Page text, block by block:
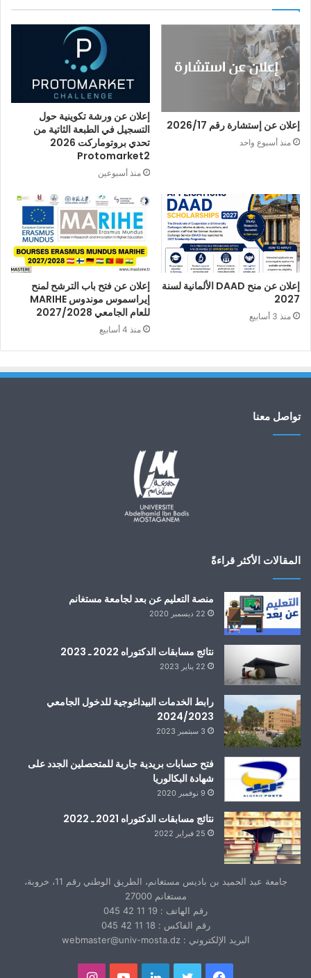
إعلان عن إستشارة رقم 2026/17
منذ أسبوع واحد
إعلان عن ورشة تكوينية حول
التسجيل في الطبعة الثاتية من
تحدي بروتوماركت 2026
Protomarket2
منذ أسبوعين
إعلان عن منح DAAD الألمانية لسنة
2027
منذ 3 أسابيع
إعلان عن فتح باب الترشح لمنح
إيراسموس موندوس MARIHE
للعام الجامعي 2027/2028
منذ 4 أسابيع
تواصل معنا
المقالات الأكثر قراءةً
منصة التعليم عن بعد لجامعة مستغانم
22 ديسمبر 2020
نتائج مسابقات الدكتوراه 2022 ـ 2023
22 يناير 2023
رابط الخدمات البيداغوجية للدخول الجامعي
2024/2023
3 سبتمبر 2023
فتح حسابات بريدية جارية للمتحصلين الجدد على
شهادة البكالوريا
9 نوفمبر 2020
نتائج مسابقات الدكتوراه 2021 ـ 2022
25 فبراير 2022
جامعة عبد الحميد بن باديس مستغانم، الطريق الوطني رقم 11، خروبة،
مستغانم 27000
رقم الهاتف : 19 11 42 045
رقم الفاكس : 18 11 42 045
البريد الإلكتروني : webmaster@univ-mosta.dz